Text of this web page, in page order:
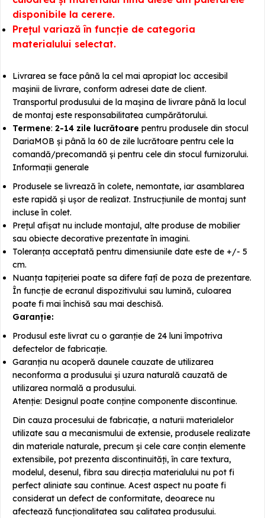
disponibile la cerere.
Prețul variază în funcție de categoria
materialului selectat.
Livrarea se face până la cel mai apropiat loc accesibil
mașinii de livrare, conform adresei date de client.
Transportul produsului de la mașina de livrare până la locul
de montaj este responsabilitatea cumpărătorului.
Termene: 2-14 zile lucrătoare pentru produsele din stocul
DariaMOB și până la 60 de zile lucrătoare pentru cele la
comandă/precomandă și pentru cele din stocul furnizorului.
Informații generale
Produsele se livrează în colete, nemontate, iar asamblarea
este rapidă și ușor de realizat. Instrucțiunile de montaj sunt
incluse în colet.
Prețul afișat nu include montajul, alte produse de mobilier
sau obiecte decorative prezentate în imagini.
Toleranța acceptată pentru dimensiunile date este de +/- 5
cm.
Nuanța tapițeriei poate sa difere fațî de poza de prezentare.
În funcție de ecranul dispozitivului sau lumină, culoarea
poate fi mai închisă sau mai deschisă.
Garanție:
Produsul este livrat cu o garanție de 24 luni împotriva
defectelor de fabricație.
Garanția nu acoperă daunele cauzate de utilizarea
neconforma a produsului și uzura naturală cauzată de
utilizarea normală a produsului.
Atenție: Designul poate conține componente discontinue.
Din cauza procesului de fabricație, a naturii materialelor
utilizate sau a mecanismului de extensie, produsele realizate
din materiale naturale, precum și cele care conțin elemente
extensibile, pot prezenta discontinuități, în care textura,
modelul, desenul, fibra sau direcția materialului nu pot fi
perfect aliniate sau continue. Acest aspect nu poate fi
considerat un defect de conformitate, deoarece nu
afectează funcționalitatea sau calitatea produsului.